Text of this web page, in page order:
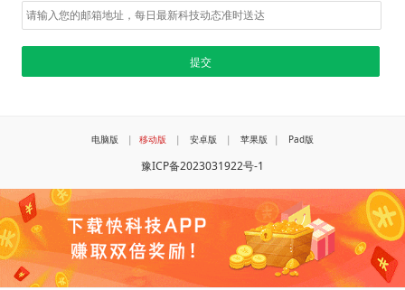
电脑版 | 移动版 | 安卓版 | 苹果版 | Pad版
豫ICP备2023031922号-1